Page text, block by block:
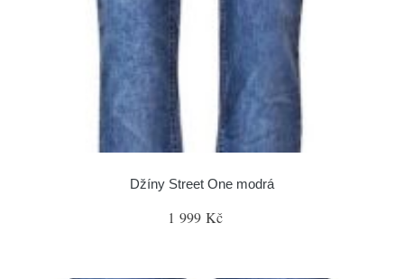
Džíny Street One modrá
1 999 Kč